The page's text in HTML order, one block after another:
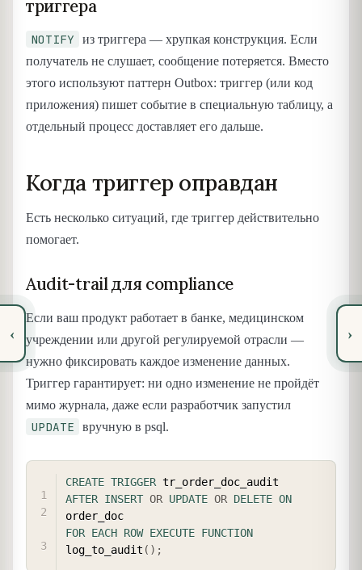
‹
триггера
NOTIFY
из триггера — хрупкая конструкция. Если
получатель не слушает, сообщение потеряется. Вместо
этого используют паттерн Outbox: триггер (или код
приложения) пишет событие в специальную таблицу, а
отдельный процесс доставляет его дальше.
Когда триггер оправдан
Есть несколько ситуаций, где триггер действительно
помогает.
Audit-trail для compliance
Если ваш продукт работает в банке, медицинском
учреждении или другой регулируемой отрасли —
нужно фиксировать каждое изменение данных.
Триггер гарантирует: ни одно изменение не пройдёт
мимо журнала, даже если разработчик запустил
UPDATE вручную в psql.
CREATE TRIGGER
AFTER INSERT OR UPDATE OR DELETE ON
FOR EACH ROW EXECUTE FUNCTION
log_to_audit ( ) ;
›